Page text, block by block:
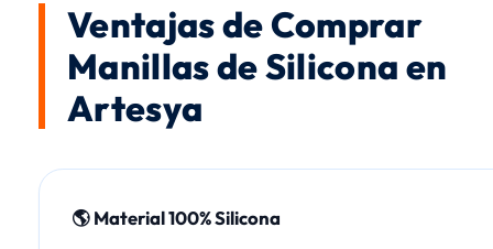
Ventajas de Comprar
Manillas de Silicona en
Artesya
🌎 Material 100% Silicona